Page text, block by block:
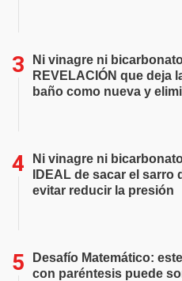
Ni vinagre ni
REVELACIÓN que deja
baño como nueva y
Ni vinagre ni
IDEAL de sacar el sarro
evitar reducir la presión
Desafío Matemático:
con paréntesis puede